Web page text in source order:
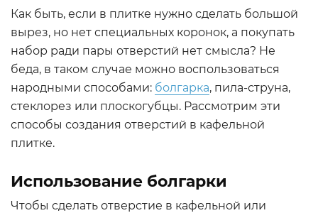
Как быть, если в плитке нужно сделать большой
вырез, но нет специальных коронок, а покупать
набор ради пары отверстий нет смысла? Не
беда, в таком случае можно воспользоваться
народными способами: болгарка, пила-струна,
стеклорез или плоскогубцы. Рассмотрим эти
способы создания отверстий в кафельной
плитке.
Использование болгарки
Чтобы сделать отверстие в кафельной или